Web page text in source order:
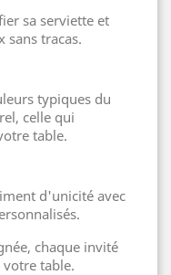
sa serviette et
sans tracas.
typiques du
celle qui
table.
d'unicité avec
chaque invité
votre table.